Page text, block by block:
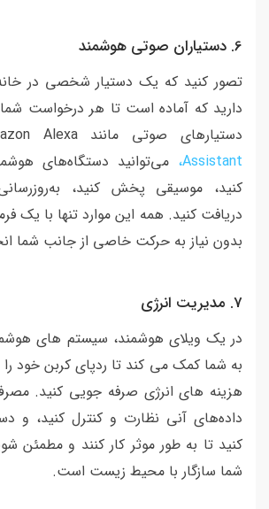
6. دستیاران صوتی هوشمند
تصور کنید که یک دستیار شخصی در
دارید که آماده است تا هر درخواست شما
دستیارهای صوتی مانند Amazon Alexa یا
Assistant، می‌توانید دستگاه‌های
کنید، موسیقی پخش کنید،
دریافت کنید. همه این موارد تنها با یک
بدون نیاز به حرکت خاصی از جانب شما
7. مدیریت انرژی
در یک ویلای هوشمند، سیستم های
به شما کمک می کند تا ردپای کربن خود
هزینه های انرژی صرفه جویی کنید.
داده‌های آنی نظارت و کنترل کنید، و
کنید تا به طور موثر کار کنند و مطمئن
شما سازگار با محیط زیست است.